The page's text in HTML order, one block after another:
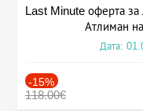
Last Minute оферта
Атлиман
Дата:
-15%
118.00€